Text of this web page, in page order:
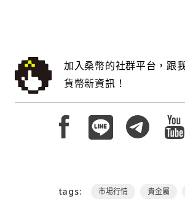
加入桑幣的社群平台，跟
貨幣新資訊！
tags: 市場行情 貴金屬